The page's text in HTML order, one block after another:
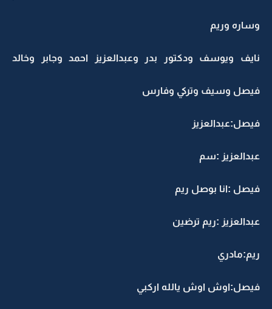
وساره وريم
نايف ويوسف ودكتور بدر وعبدالعزيز احمد وجابر وخالد
فيصل وسيف وتركي وفارس
فيصل:عبدالعزيز
عبدالعزيز :سم
فيصل :انا بوصل ريم
عبدالعزيز :ريم ترضين
ريم:مادري
فيصل:اوش اوش يالله اركبي